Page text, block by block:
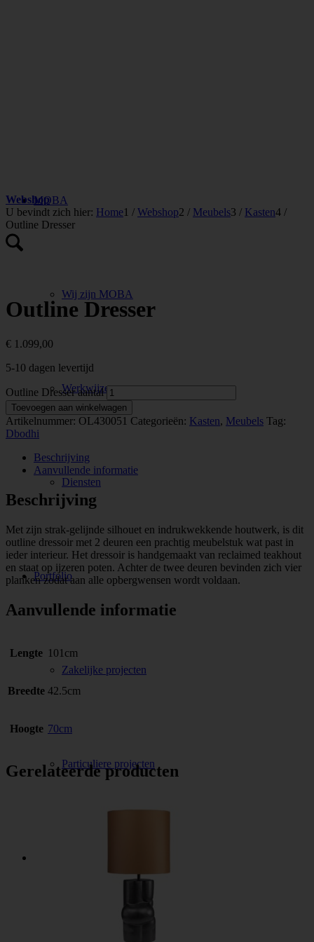
MOBA
Wij zijn MOBA
Werkwijze
Diensten
Portfolio
Zakelijke projecten
Particuliere projecten
Webshop
U bevindt zich hier: Home1 / Webshop2 / Meubels3 / Kasten4 /
Outline Dresser
Outline Dresser
€ 1.099,00
5-10 dagen levertijd
Outline Dresser aantal
Toevoegen aan winkelwagen
Artikelnummer: OL430051 Categorieën: Kasten, Meubels Tag:
Dbodhi
Beschrijving
Aanvullende informatie
Beschrijving
Met zijn strak-gelijnde silhouet en indrukwekkende houtwerk, is dit
outline dressoir met 2 deuren een prachtig meubelstuk wat past in
ieder interieur. Het dressoir is handgemaakt van reclaimed teakhout
en staat op ijzeren poten. Achter de twee deuren bevinden zich vier
planken zodat aan alle opbergwensen wordt voldaan.
Aanvullende informatie
Lengte 101cm
Breedte 42.5cm
Hoogte 70cm
Gerelateerde producten